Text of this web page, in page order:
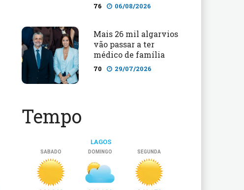
76 06/08/2026
Mais 26 mil algarvios
vão passar a ter
médico de família
70 29/07/2026
Tempo